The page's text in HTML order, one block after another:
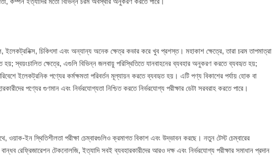
চিকিৎসা এবং অন্যান্য অনেক ক্ষেত্র কভার করে খুব প্রশস্ত। মহাকাশ ক্ষেত্রে, তারা চরম তাপমাত্রা
হয়; স্বয়ংচালিত ক্ষেত্রে, এগুলি বিভিন্ন জলবায়ু পরিস্থিতিতে যানবাহনের ব্যবহার অনুকরণ করতে ব্যবহৃত হয়;
ইলেকট্রনিক পণ্যের কর্মক্ষমতা পরিবর্তন মূল্যায়ন করতে ব্যবহৃত হয়। এটি পণ্য বিকাশের পর্যায় হোক বা
পণ্যের গুণমান এবং নির্ভরযোগ্যতা নিশ্চিত করতে নির্ভরযোগ্য পরীক্ষার ডেটা সরবরাহ করতে পারে।
ইন স্থিতিশীলতা পরীক্ষা চেম্বারগুলিও ক্রমাগত বিকাশ এবং উদ্ভাবন করছে। নতুন টেস্ট চেম্বারের
বান্ধব রেফ্রিজারেশন টেকনোলজি, ইত্যাদি সবই ব্যবহারকারীদের আরও দক্ষ এবং নির্ভরযোগ্য পরীক্ষার সমাধান প্রদান